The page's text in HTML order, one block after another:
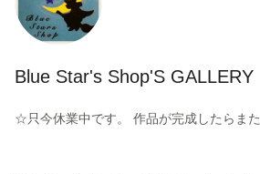
Blue Star's Shop'S GALLERY
☆只今休業中です。 作品が完成したらまた